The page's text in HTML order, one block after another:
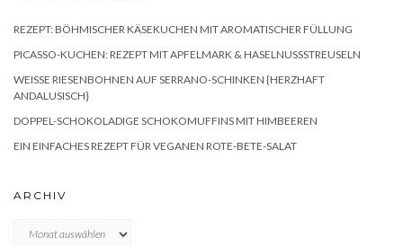
REZEPT: BÖHMISCHER KÄSEKUCHEN MIT AROMATISCHER FÜLLUNG
PICASSO-KUCHEN: REZEPT MIT APFELMARK & HASELNUSSSTREUSELN
WEISSE RIESENBOHNEN AUF SERRANO-SCHINKEN {HERZHAFT A
NDALUSISCH}
DOPPEL-SCHOKOLADIGE SCHOKOMUFFINS MIT HIMBEEREN
EIN EINFACHES REZEPT FÜR VEGANEN ROTE-BETE-SALAT
ARCHIV